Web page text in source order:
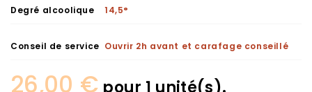
Degré alcoolique 14,5°
Conseil de service Ouvrir 2h avant et carafage conseillé
26,00 € pour 1 unité(s).